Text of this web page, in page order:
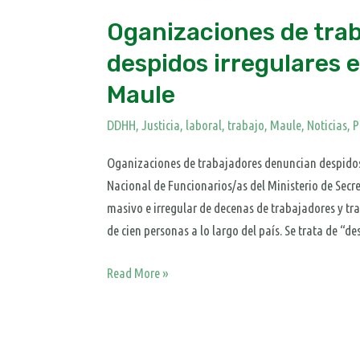
Oganizaciones de
despidos irregulares
Maule
DDHH,Justicia, laboral, trabajo, Maule, Noticias,
Oganizaciones de trabajadores denuncian
Nacional de Funcionarios/as del Ministerio de
masivo e irregular de decenas de trabajadores y
de cien personas a lo largo del país. Se trata de
Read More »